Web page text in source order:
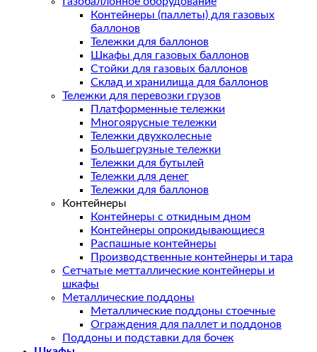
Контейнеры (паллеты) для газовых
баллонов
Тележки для баллонов
Шкафы для газовых баллонов
Стойки для газовых баллонов
Склад и хранилища для баллонов
Тележки для перевозки грузов
Платформенные тележки
Многоярусные тележки
Тележки двухколесные
Большегрузные тележки
Тележки для бутылей
Тележки для денег
Тележки для баллонов
Контейнеры
Контейнеры с откидным дном
Контейнеры опрокидывающиеся
Распашные контейнеры
Производственные контейнеры и тара
Сетчатые метталлические контейнеры и
шкафы
Металлические поддоны
Металлические поддоны стоечные
Ограждения для паллет и поддонов
Поддоны и подставки для бочек